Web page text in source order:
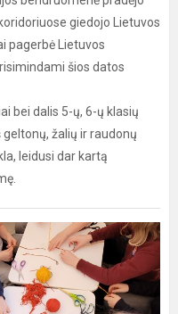
giedojo Lietuvos
pagerbė Lietuvos
šios datos
bei dalis 5-ų, 6-ų klasių
žalių ir raudonų
leidusi dar kartą